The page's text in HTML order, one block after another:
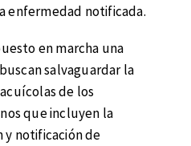
enfermedad notificada.
en marcha una
salvaguardar la
de los
que incluyen la
y notificación de